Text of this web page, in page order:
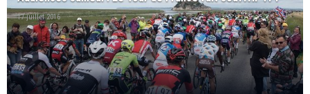
17 juillet 2016